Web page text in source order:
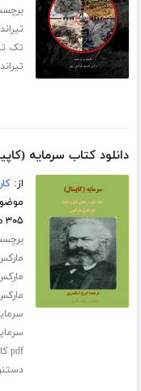
تک
دانلود کتاب سرمایه
از:
۳۰۵ صفحه
pdf کارل مارکس